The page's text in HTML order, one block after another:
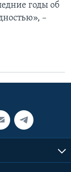
годы об
–